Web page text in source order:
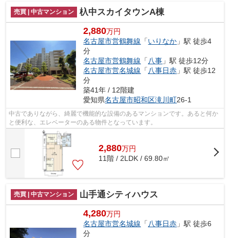
売買 | 中古マンション 杁中スカイタウンA棟
2,880万円
名古屋市営鶴舞線 「いりなか 」駅 徒歩4
分
名古屋市営鶴舞線 「 八事 」駅 徒歩12分
名古屋市営名城線 「 八事日赤 」駅 徒歩12
分
築41年 / 12階建
愛知県名古屋市昭和区滝川町26-1
中古でありながら、綺麗で機能的な設備のあるマンションです。あると何か
と便利な、エレベーターのある物件となっています。
2,880万円
11階 / 2LDK / 69.80㎡
売買 | 中古マンション 山手通シティハウス
4,280万円
名古屋市営名城線 「八事日赤 」駅 徒歩6
分